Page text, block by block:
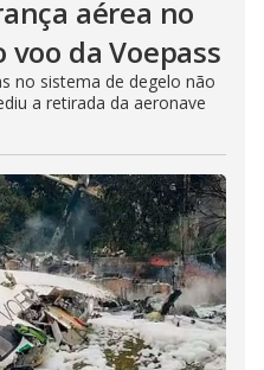
aérea no
da Voepass
no sistema de degelo não
a retirada da aeronave